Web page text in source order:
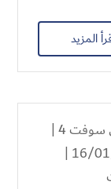
المزيد
4
|
16/